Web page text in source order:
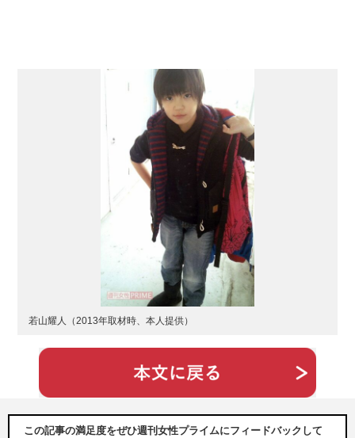
若山耀人（2013年取材時、本人提供）
この記事の満足度をぜひ週刊女性プライムにフィードバックして